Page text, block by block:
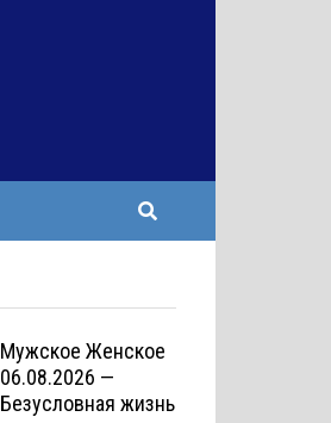
Мужское Женское
06.08.2026 —
Безусловная жизнь